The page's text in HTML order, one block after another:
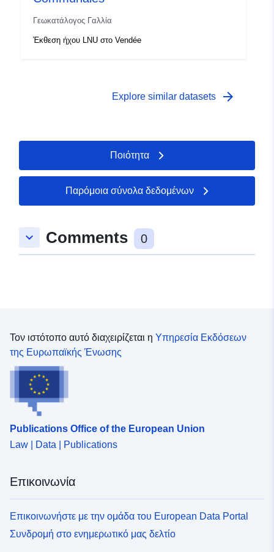
Γεωκατάλογος Γαλλία
Έκθεση ήχου LNU στο Vendée
Explore similar datasets arrow_forward
Ποιότητα
Παρόμοια σύνολα δεδομένων
keyboard_arrow_down Comments 0
Τον ιστότοπο αυτό διαχειρίζεται η Υπηρεσία Εκδόσεων
της Ευρωπαϊκής Ένωσης
Publications Office of the European Union
Law | Data | Publications
Επικοινωνία
Επικοινωνήστε με την ομάδα του European Data Portal
Συνδρομή στο ενημερωτικό μας δελτίο